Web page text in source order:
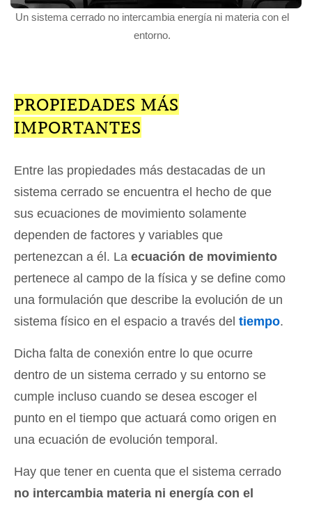
Un sistema cerrado no intercambia energía ni materia con el
entorno.
PROPIEDADES MÁS
IMPORTANTES
Entre las propiedades más destacadas de un
sistema cerrado se encuentra el hecho de que
sus ecuaciones de movimiento solamente
dependen de factores y variables que
pertenezcan a él. La ecuación de movimiento
pertenece al campo de la física y se define como
una formulación que describe la evolución de un
sistema físico en el espacio a través del tiempo.
Dicha falta de conexión entre lo que ocurre
dentro de un sistema cerrado y su entorno se
cumple incluso cuando se desea escoger el
punto en el tiempo que actuará como origen en
una ecuación de evolución temporal.
Hay que tener en cuenta que el sistema cerrado
no intercambia materia ni energía con el